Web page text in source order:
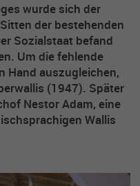
wurde sich der
der bestehenden
Sozialstaat befand
Um die fehlende
Hand auszugleichen,
(1947). Später
Nestor Adam, eine
Wallis